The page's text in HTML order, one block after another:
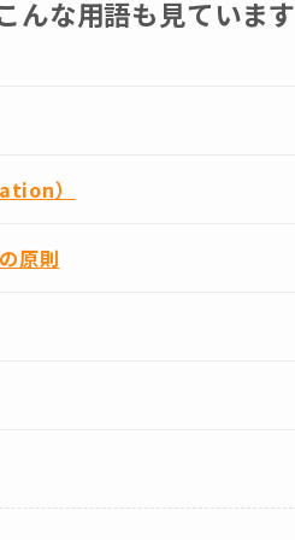
んな用語も見ています
）
原則